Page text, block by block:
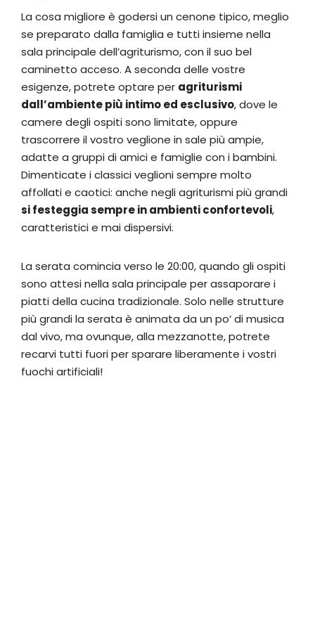
La cosa migliore è godersi un cenone tipico, meglio
se preparato dalla famiglia e tutti insieme nella
sala principale dell’agriturismo, con il suo bel
caminetto acceso. A seconda delle vostre
esigenze, potrete optare per agriturismi
dall’ambiente più intimo ed esclusivo, dove le
camere degli ospiti sono limitate, oppure
trascorrere il vostro veglione in sale più ampie,
adatte a gruppi di amici e famiglie con i bambini.
Dimenticate i classici veglioni sempre molto
affollati e caotici: anche negli agriturismi più grandi
si festeggia sempre in ambienti confortevoli,
caratteristici e mai dispersivi.
La serata comincia verso le 20:00, quando gli ospiti
sono attesi nella sala principale per assaporare i
piatti della cucina tradizionale. Solo nelle strutture
più grandi la serata è animata da un po’ di musica
dal vivo, ma ovunque, alla mezzanotte, potrete
recarvi tutti fuori per sparare liberamente i vostri
fuochi artificiali!